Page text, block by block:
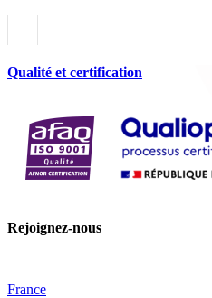
Qualité et certification
Rejoignez-nous
France